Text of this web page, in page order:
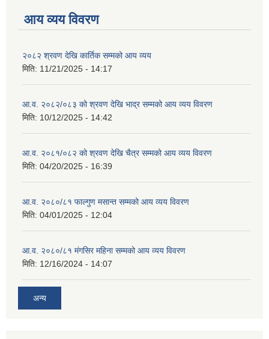
आय व्यय विवरण
२०८२ श्रवण देखि कार्तिक सम्मको आय व्यय
मिति: 11/21/2025 - 14:17
आ.व. २०८२/०८३ को श्रवण देखि भाद्र सम्मको आय व्यय विवरण
मिति: 10/12/2025 - 14:42
आ.व. २०८१/०८२ को श्रवण देखि चैत्र सम्मको आय व्यय विवरण
मिति: 04/20/2025 - 16:39
आ.व. २०८०/८१ फाल्गुण मसान्त सम्मको आय व्यय विवरण
मिति: 04/01/2025 - 12:04
आ.व. २०८०/८१ मंगसिर महिना सम्मको आय व्यय विवरण
मिति: 12/16/2024 - 14:07
अन्य